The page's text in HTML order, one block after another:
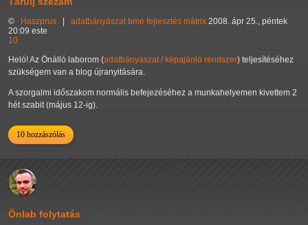
© Haszprus adatbányászat bme fejlesztés mátrix 2008. ápr 25., péntek
20:09 este
10
Heló! Az Önálló laborom (adatbányászat / képajánló rendszer) teljesítéséhez
szükségem van a blog újranyitására.
A szorgalmi időszakom normális befejezéséhez a munkahelyemen kivettem 2
hét szabit (május 12-ig).
10 hozzászólás
Önlab folytatás